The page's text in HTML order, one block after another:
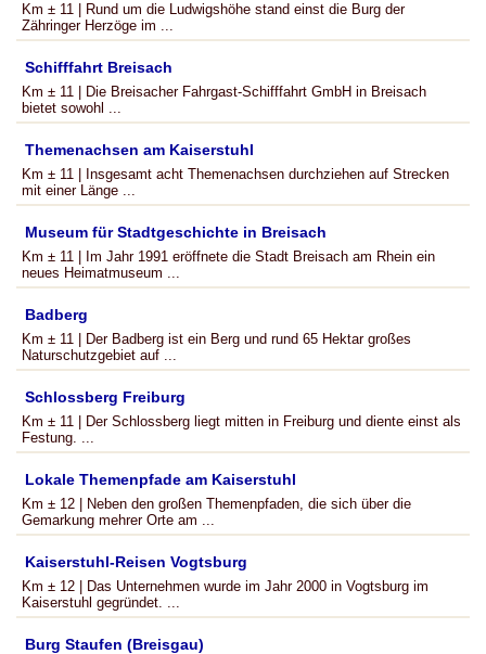
Km ± 11 | Rund um die Ludwigshöhe stand einst die Burg der
Zähringer Herzöge im ...
Schifffahrt Breisach
Km ± 11 | Die Breisacher Fahrgast-Schifffahrt GmbH in Breisach
bietet sowohl ...
Themenachsen am Kaiserstuhl
Km ± 11 | Insgesamt acht Themenachsen durchziehen auf Strecken
mit einer Länge ...
Museum für Stadtgeschichte in Breisach
Km ± 11 | Im Jahr 1991 eröffnete die Stadt Breisach am Rhein ein
neues Heimatmuseum ...
Badberg
Km ± 11 | Der Badberg ist ein Berg und rund 65 Hektar großes
Naturschutzgebiet auf ...
Schlossberg Freiburg
Km ± 11 | Der Schlossberg liegt mitten in Freiburg und diente einst als
Festung. ...
Lokale Themenpfade am Kaiserstuhl
Km ± 12 | Neben den großen Themenpfaden, die sich über die
Gemarkung mehrer Orte am ...
Kaiserstuhl-Reisen Vogtsburg
Km ± 12 | Das Unternehmen wurde im Jahr 2000 in Vogtsburg im
Kaiserstuhl gegründet. ...
Burg Staufen (Breisgau)